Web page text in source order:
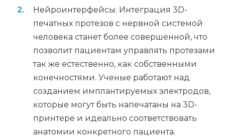
Нейроинтерфейсы: Интеграция 3D-
печатных протезов с нервной системой
человека станет более совершенной, что
позволит пациентам управлять протезами
так же естественно, как собственными
конечностями. Ученые работают над
созданием имплантируемых электродов,
которые могут быть напечатаны на 3D-
принтере и идеально соответствовать
анатомии конкретного пациента.